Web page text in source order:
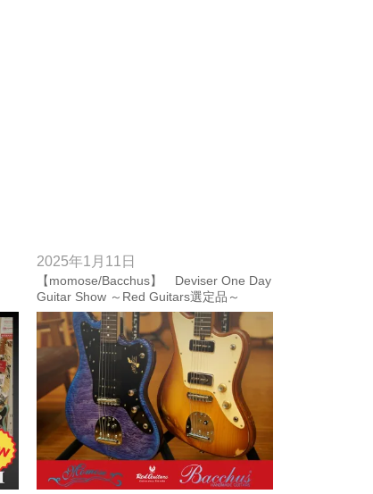
2025年1月11日
【momose/Bacchus】 Deviser One Day
Guitar Show ～Red Guitars選定品～
【Red Guitars】